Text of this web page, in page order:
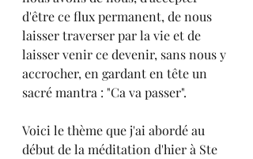
d'être ce flux permanent, de nous
laisser traverser par la vie et de
laisser venir ce devenir, sans nous y
accrocher, en gardant en tête un
sacré mantra : "Ca va passer".
Voici le thème que j'ai abordé au
début de la méditation d'hier à Ste